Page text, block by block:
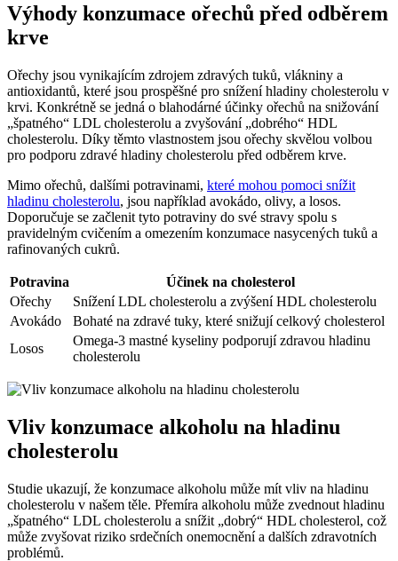
Výhody konzumace ořechů před odběrem
krve
Ořechy jsou vynikajícím zdrojem zdravých tuků, vlákniny a
antioxidantů, které jsou prospěšné pro snížení hladiny cholesterolu v
krvi. Konkrétně se jedná o blahodárné účinky ořechů na snižování
„špatného“ LDL cholesterolu a zvyšování „dobrého“ HDL
cholesterolu. Díky těmto vlastnostem jsou ořechy skvělou volbou
pro podporu zdravé hladiny cholesterolu před odběrem krve.
Mimo ořechů, dalšími potravinami, které mohou pomoci snížit
hladinu cholesterolu, jsou například avokádo, olivy, a losos.
Doporučuje se začlenit tyto potraviny do své stravy spolu s
pravidelným cvičením a omezením konzumace nasycených tuků a
rafinovaných cukrů.
Potravina
Účinek na cholesterol
Ořechy
Snížení LDL cholesterolu a zvýšení HDL cholesterolu
Avokádo
Bohaté na zdravé tuky, které snižují celkový cholesterol
Losos
Omega-3 mastné kyseliny podporují zdravou hladinu
cholesterolu
Vliv konzumace alkoholu na hladinu
cholesterolu
Studie ukazují, že konzumace alkoholu může mít vliv na hladinu
cholesterolu v našem těle. Přemíra alkoholu může zvednout hladinu
„špatného“ LDL cholesterolu a snížit „dobrý“ HDL cholesterol, což
může zvyšovat riziko srdečních onemocnění a dalších zdravotních
problémů.